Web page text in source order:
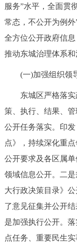
政务服务
便民服务
政民互动
12345网上接诉即
参与调查
走进北京
北京概况
服务”水平，全面贯
常态，不公开为例外
全方位公开政府信息
推动东城治理体系和
(一)加强组织领导
东城区严格落实
策、执行、结果、
公开任务落实。印
点》，持续深化重
公开要求及各区属
领域信息公开。二
大行政决策目录》
了意见征集并公开
是加强执行公开。
点任务、重要民生